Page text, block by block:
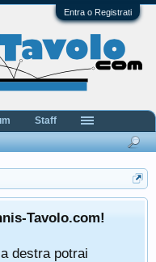
Entra o Registrati
Tavolo.com!
destra potrai
Staff